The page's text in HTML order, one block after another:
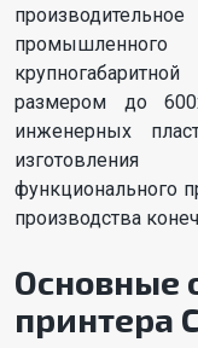
промышленного
размером до
инженерных
изготовления
функционального
производства
Основные
принтера